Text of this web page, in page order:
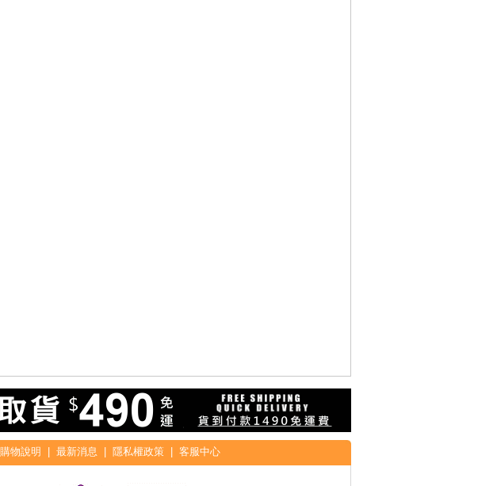
購物說明 最新消息 隱私權政策 客服中心